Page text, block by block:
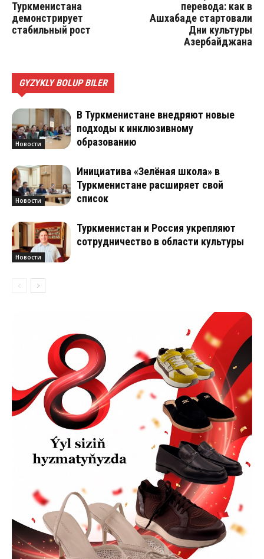
Туркменистана
демонстрирует
стабильный рост
перевода: как в
Ашхабаде стартовали
Дни культуры
Азербайджана
GYZYKLY BOLUP BILER
Новости
В Туркменистане внедряют новые
подходы к инклюзивному
образованию
Новости
Инициатива «Зелёная школа» в
Туркменистане расширяет свой
список
Новости
Туркменистан и Россия укрепляют
сотрудничество в области культуры